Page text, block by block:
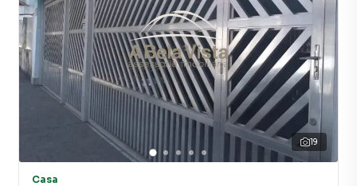
Na A Bela Vista Imóveis você consegue vender ou alugar
seu imóvel muito mais rápido do que em imobiliárias
tradicionais. Já vendemos e locamos diversos imóveis em
Osasco, especialmente em Jardim das Flores. Isso porque
temos uma equipe de marketing digital focada em produzir
campanhas específicas para Osasco, o que aumenta muito
o número de contatos interessados e tendo como
consequência uma maior chance de vender ou alugar seu
19
Casa